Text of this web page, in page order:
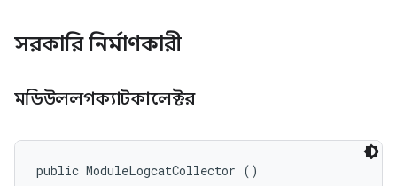
সরকারি নির্মাণকারী
মডিউললগক্যাটকালেক্টর
public ModuleLogcatCollector ()